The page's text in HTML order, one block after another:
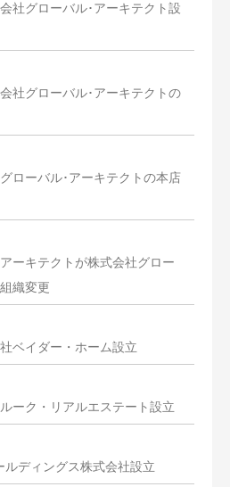
社グローバル･アーキテクト設
社グローバル･アーキテクトの
ローバル･アーキテクトの本店
ーキテクトが株式会社グロー
織変更
ベイダー・ホーム設立
ーク・リアルエステート設立
ディングス株式会社設立